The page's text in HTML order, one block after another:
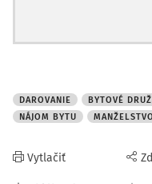
DAROVANIE BYTOVÉ
NÁJOM BYTU
MANŽELSTVO
Vytlačiť